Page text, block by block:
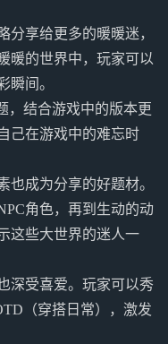
分享给更多的暖暖迷，
暖的世界中，玩家可以
瞬间。
，结合游戏中的版本更
己在游戏中的难忘时
也成为分享的好题材。
角色，再到生动的动
这些大世界的迷人一
深受喜爱。玩家可以秀
（穿搭日常），激发